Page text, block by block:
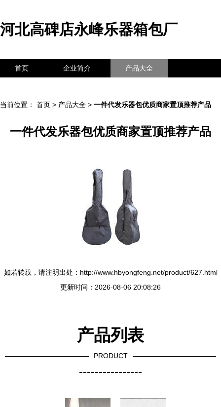
河北高碑店永峰乐器箱包厂
首页 企业简介 产品大全
当前位置： 首页 > 产品大全 > 一件代发乐器包优质商家置顶推荐产品
一件代发乐器包优质商家置顶推荐产品
如若转载，请注明出处：http://www.hbyongfeng.net/product/627.html
更新时间：2026-08-06 20:08:26
产品列表
PRODUCT
----------------